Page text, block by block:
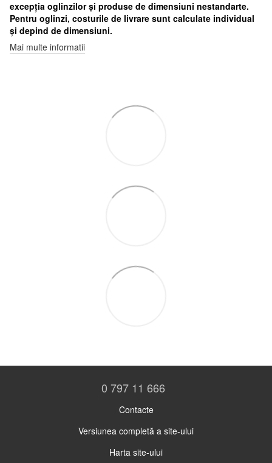
excepția oglinzilor și produse de dimensiuni nestandarte.
Pentru oglinzi, costurile de livrare sunt calculate individual
și depind de dimensiuni.
Mai multe informatii
0 797 11 666
Contacte
Versiunea completă a site-ului
Harta site-ului